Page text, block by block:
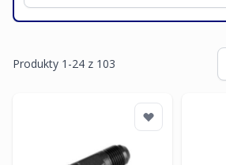
Produkty 1 -24 z 103